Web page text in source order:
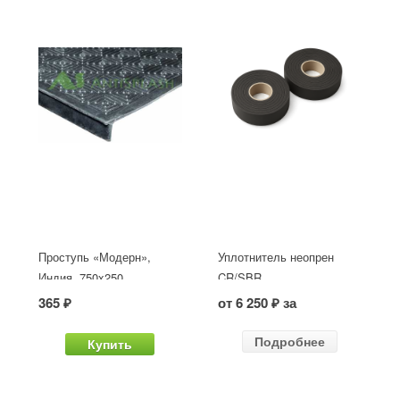
Проступь «Модерн»,
Индия, 750x250
365 ₽
Купить
Уплотнитель неопрен
CR/SBR
от 6 250 ₽ за
Подробнее